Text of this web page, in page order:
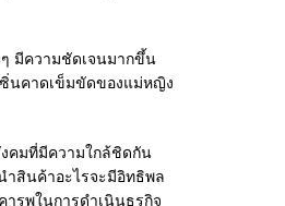
มีความชัดเจนมากขึ้น
นคาดเข็มขัดของแม่หญิง
คมที่มีความใกล้ชิดกัน
สินค้าอะไรจะมีอิทธิพล
ารพในการดำเนินธุรกิจ